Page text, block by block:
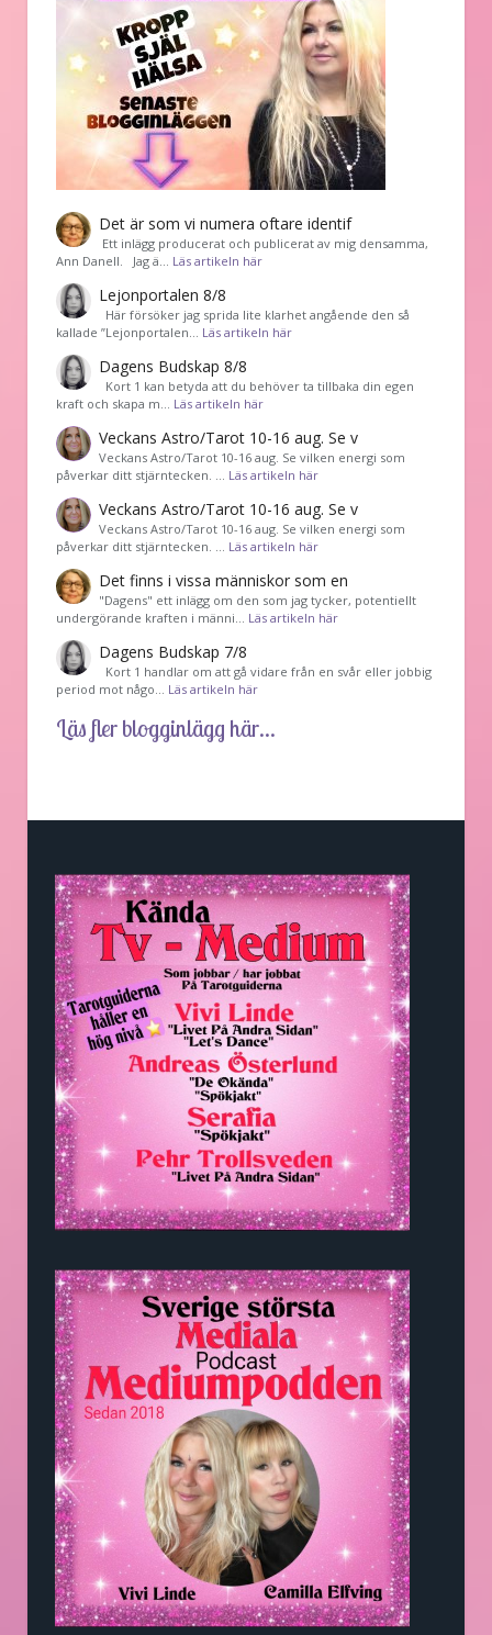
Det är som vi numera oftare identif
͏ Ett inlägg producerat och publicerat av mig densamma,
Ann Danell. Jag ä… Läs artikeln här
Lejonportalen 8/8
Här försöker jag sprida lite klarhet angående den så
kallade ”Lejonportalen… Läs artikeln här
Dagens Budskap 8/8
Kort 1 kan betyda att du behöver ta tillbaka din egen
kraft och skapa m… Läs artikeln här
Veckans Astro/Tarot 10-16 aug. Se v
Veckans Astro/Tarot 10-16 aug. Se vilken energi som
påverkar ditt stjärntecken. … Läs artikeln här
Veckans Astro/Tarot 10-16 aug. Se v
Veckans Astro/Tarot 10-16 aug. Se vilken energi som
påverkar ditt stjärntecken. … Läs artikeln här
Det finns i vissa människor som en
"Dagens" ett inlägg om den som jag tycker, potentiellt
undergörande kraften i männi… Läs artikeln här
Dagens Budskap 7/8
Kort 1 handlar om att gå vidare från en svår eller jobbig
period mot någo… Läs artikeln här
Läs fler blogginlägg här...